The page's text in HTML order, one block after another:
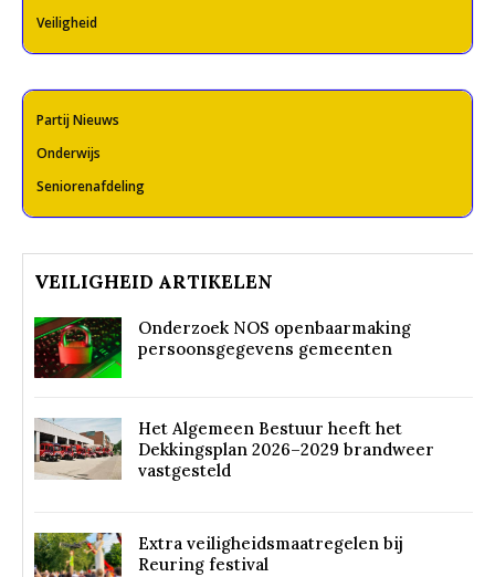
Veiligheid
Partij Nieuws
Onderwijs
Seniorenafdeling
VEILIGHEID ARTIKELEN
Onderzoek NOS openbaarmaking
persoonsgegevens gemeenten
Het Algemeen Bestuur heeft het
Dekkingsplan 2026–2029 brandweer
vastgesteld
Extra veiligheidsmaatregelen bij
Reuring festival